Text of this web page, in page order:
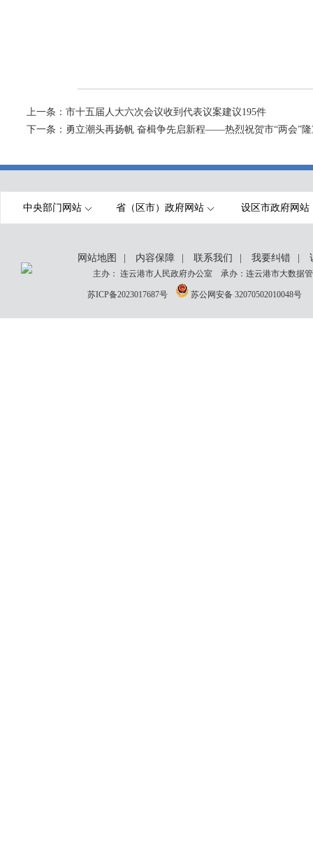
上一条： 市十五届人大六次会议收到代表议案建议195件
下一条： 勇立潮头再扬帆 奋楫争先启新程——热烈祝贺市“两会”
中央部门网站 省（区市）政府网站 设区市政府网站
网站地图 内容保障 联系我们 我要纠错
主办： 连云港市人民政府办公室 承办：连云港市大数据
苏ICP备2023017687号 苏公网安备 32070502010048号